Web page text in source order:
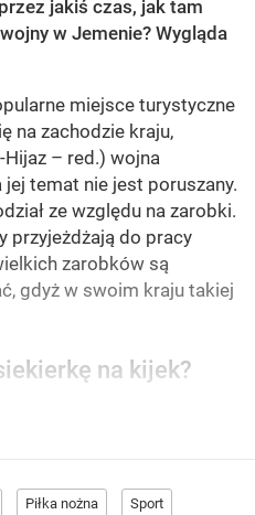
jakiś czas, jak tam
w Jemenie? Wygląda
miejsce turystyczne
na zachodzie kraju,
– red.) wojna
temat nie jest poruszany.
ze względu na zarobki.
przyjeżdżają do pracy
zarobków są
gdyż w swoim kraju takiej
na kijek?
Piłka nożna Sport